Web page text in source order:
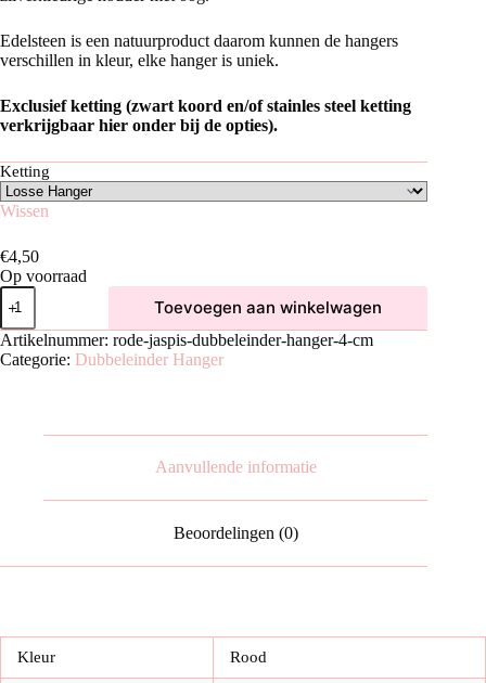
Edelsteen is een natuurproduct daarom kunnen de hangers
verschillen in kleur, elke hanger is uniek.
Exclusief ketting (zwart koord en/of stainles steel ketting
verkrijgbaar hier onder bij de opties).
Ketting
Wissen
€4,50
Op voorraad
Rode
Jaspis
Dubbeleinder
Hanger
|
Toevoegen aan winkelwagen
Artikelnummer: rode-jaspis-dubbeleinder-hanger-4-cm
Categorie: Dubbeleinder Hanger
Aanvullende informatie
Beoordelingen (0)
Kleur Rood